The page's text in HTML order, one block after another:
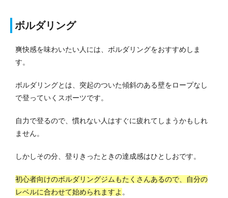
ボルダリング
爽快感を味わいたい人には、ボルダリングをおすすめしま
す。
ボルダリングとは、突起のついた傾斜のある壁をロープなし
で登っていくスポーツです。
自力で登るので、慣れない人はすぐに疲れてしまうかもしれ
ません。
しかしその分、登りきったときの達成感はひとしおです。
初心者向けのボルダリングジムもたくさんあるので、自分の
レベルに合わせて始められますよ 。